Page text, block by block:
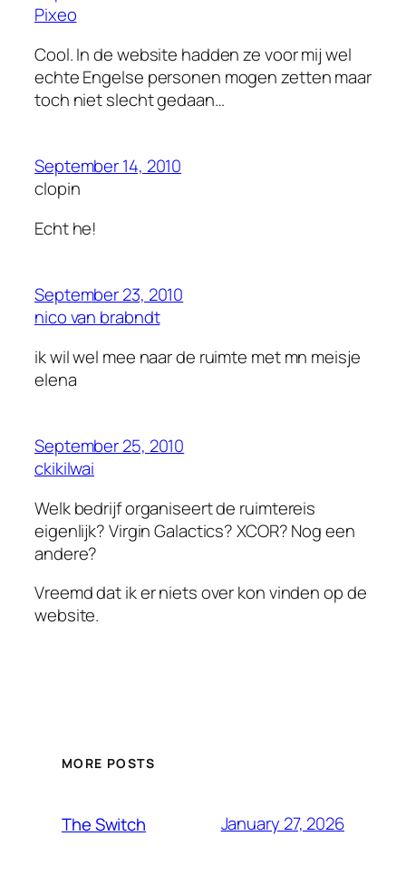
Pixeo
Cool. In de website hadden ze voor mij wel
echte Engelse personen mogen zetten maar
toch niet slecht gedaan…
September 14, 2010
clopin
Echt he!
September 23, 2010
nico van brabndt
ik wil wel mee naar de ruimte met mn meisje
elena
September 25, 2010
ckikilwai
Welk bedrijf organiseert de ruimtereis
eigenlijk? Virgin Galactics? XCOR? Nog een
andere?
Vreemd dat ik er niets over kon vinden op de
website.
MORE POSTS
The Switch January 27, 2026